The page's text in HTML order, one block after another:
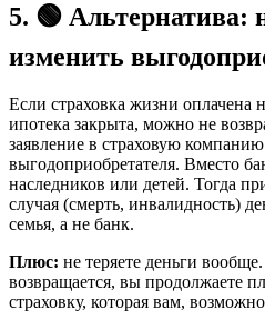
5. 🟢 Альтернатива:
изменить
Если страховка жизни оплачена
ипотека закрыта, можно не
заявление в страховую
выгодоприобретателя. Вместо
наследников или детей. Тогда
случая (смерть, инвалидность)
семья, а не банк.
Плюс: не теряете деньги вообще.
возвращается, вы продолжаете
страховку, которая вам,